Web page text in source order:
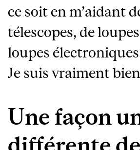
ce soit en m’aidant
télescopes, de
loupes
Je suis vraiment
Une façon